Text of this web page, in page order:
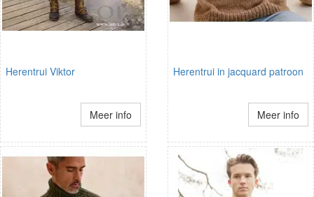
Herentrui Viktor
Meer info
Herentrui in jacquard patroon
Meer info